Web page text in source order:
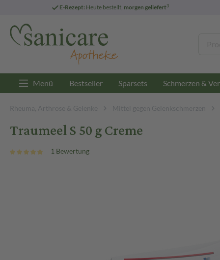
E-Rezept: Heute bestellt, morgen geliefert3
Menü Bestseller Sparsets Schmerzen &
Rheuma, Arthrose & Gelenke Mittel gegen Gelenkschmerzen
Traumeel S 50 g Creme
1 Bewertung